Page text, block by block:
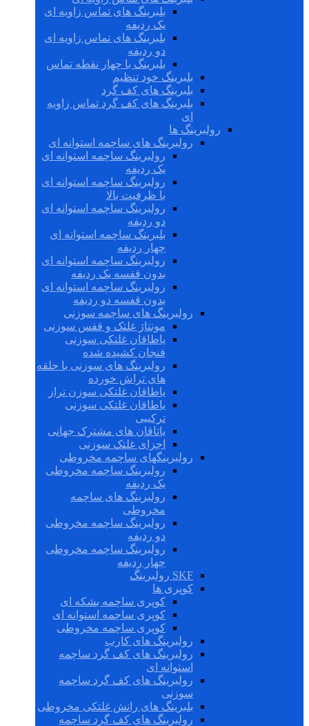
بلبرینگ های تماس زاویه ای
یک ردیفه
بلبرینگ های تماس زاویه ای
دو ردیفه
بلبرینگ با چهار نقطه تماس
بلبرینگ خود تنظیم
بلبرینگ های کف گرد
بلبرینگ های کف گرد تماس زاویه
ای
رولبرینگ ها
رولبرینگ های ساچمه استوانه ای
رولبرینگ ساچمه استوانه ای
یک ردیفه
رولبرینگ ساچمه استوانه ای
با ظرفیت بالا
رولبرینگ ساچمه استوانه ای
دو ردیفه
بلبرینگ ساچمه استوانه ای
چهار ردیفه
رولبرینگ ساچمه استوانه ای
بدون قفسه یک ردیفه
رولبرینگ ساچمه استوانه ای
بدون قفسه دو ردیفه
رولبرینگ های ساچمه سوزنی
مونتاژ غلتک و قفس سوزنی
یاطاقان غلتکی سوزنی
فنجان کشیده شده
رولبرینگ های سوزنی با حلقه
های تراش خورده
یاطاقان غلتکی سوزن تراز
یاطاقان غلتکی سوزنی
ترکیبی
یاتاقان های مشترک جهانی
اجزای غلتک سوزنی
رولبرینگهای ساچمه مخروطی
رولبرینگ ساچمه مخروطی
یک ردیفه
رولبرینگ های ساچمه
مخروطی
رولبرینگ ساچمه مخروطی
دو ردیفه
رولبرینگ ساچمه مخروطی
چهار ردیفه
SKF رولبرینگ
کوپری ها
کوپری ساچمه بشکه ای
کوپری ساچمه استوانه ای
کوپری ساچمه مخروطی
رولبرینگ های کارب
رولبرینگ های کف گرد ساچمه
استوانه ای
رولبرینگ های کف گرد ساچمه
سوزنی
بلبرینگ های رانش غلتکی مخروطی
رولبرینگ های کف گرد ساچمه